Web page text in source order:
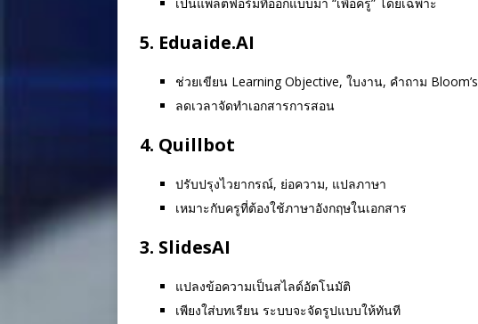
5. Eduaide.AI
ช่วยเขียน Learning Objective, ใบงาน, คำถาม Bloom’s
ลดเวลาจัดทำเอกสารการสอน
4. Quillbot
ปรับปรุงไวยากรณ์, ย่อความ, แปลภาษา
เหมาะกับครูที่ต้องใช้ภาษาอังกฤษในเอกสาร
3. SlidesAI
แปลงข้อความเป็นสไลด์อัตโนมัติ
เพียงใส่บทเรียน ระบบจะจัดรูปแบบให้ทันที